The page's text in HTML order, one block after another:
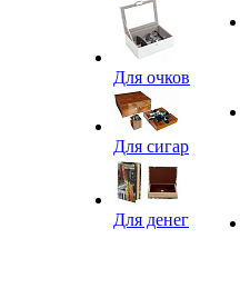
Для очков
Для сигар
Для денег